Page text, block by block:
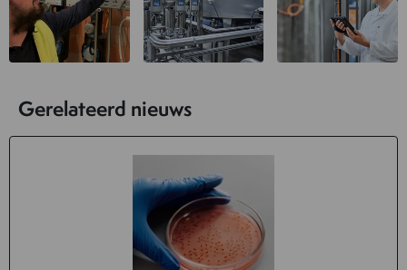
Gerelateerd nieuws